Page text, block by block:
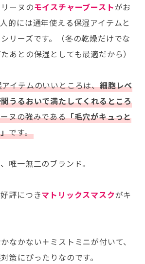
ーヌのモイスチャーブーストがお
的には通年使える保湿アイテムと
リーズです。（冬の乾燥だけでな
あとの保湿としても最適だから）
イテムのいいところは、細胞レベ
うるおいで満たしてくれるところ
ヌの強みである「毛穴がキュっと
です。
唯一無二のブランド。
評につきマトリックスマスクがキ
なかない＋ミストミニが付いて、
策にぴったりなのです。